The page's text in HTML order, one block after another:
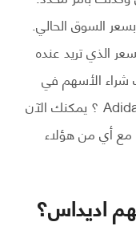
السوق الحالي.
الذي تريد عنده
شراء الأسهم في
وقت ذكي. هل تريد شراء أسهم شركة Adidas ؟ يمكنك الآن
مع أي من هؤلاء
اديداس؟